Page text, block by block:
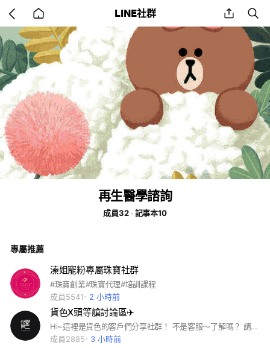
back
to
home
LINE社群 share
再生醫學諮詢
成員32 記事本10
專屬推薦
溱姐寵粉專屬珠寶社群
#珠寶創業#珠寶代理#培訓課程
成員5541
2 小時前
貨色X頭等艙討論區✈️
Hi~這裡是貨色的客戶們分享社群！ 不是客服～了解嗎？ 請留下「訂單電話號碼」即可申請加入！ 進入社群後請看最上方「公告📣」 未購買過無法進入，感謝☺️ 🔺貨色客服小幫手請加Line: @idio888 (個人問題麻煩聯繫客服💁‍♀️）
成員2885
3 小時前